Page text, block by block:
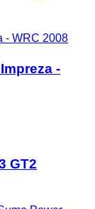
-
GT2